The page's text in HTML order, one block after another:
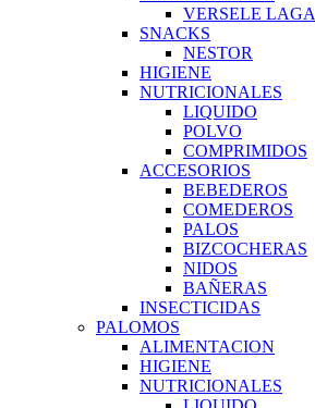
VERSELE LAGA
SNACKS
NESTOR
HIGIENE
NUTRICIONALES
LIQUIDO
POLVO
COMPRIMIDOS
ACCESORIOS
BEBEDEROS
COMEDEROS
PALOS
BIZCOCHERAS
NIDOS
BAÑERAS
INSECTICIDAS
PALOMOS
ALIMENTACION
HIGIENE
NUTRICIONALES